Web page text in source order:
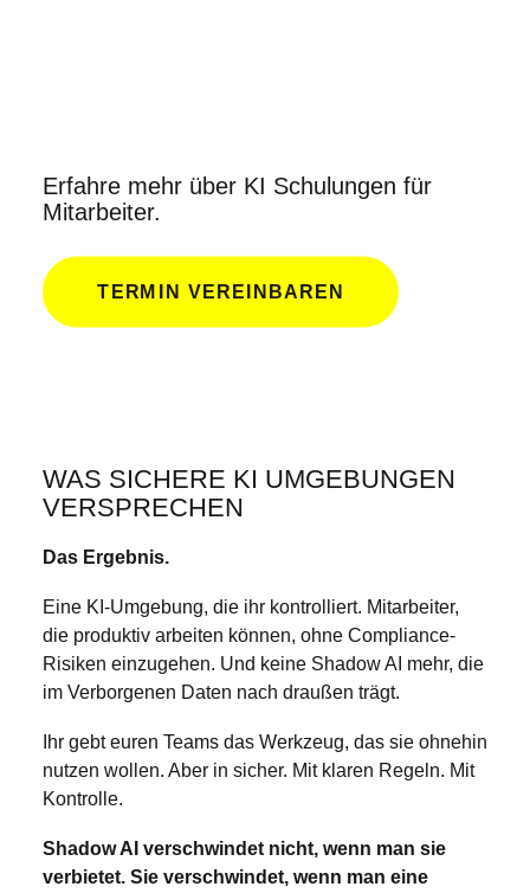
Erfahre mehr über KI Schulungen für
Mitarbeiter.
TERMIN VEREINBAREN
WAS SICHERE KI UMGEBUNGEN
VERSPRECHEN
Das Ergebnis.
Eine KI-Umgebung, die ihr kontrolliert. Mitarbeiter,
die produktiv arbeiten können, ohne Compliance-
Risiken einzugehen. Und keine Shadow AI mehr, die
im Verborgenen Daten nach draußen trägt.
Ihr gebt euren Teams das Werkzeug, das sie ohnehin
nutzen wollen. Aber in sicher. Mit klaren Regeln. Mit
Kontrolle.
Shadow AI verschwindet nicht, wenn man sie
verbietet. Sie verschwindet, wenn man eine